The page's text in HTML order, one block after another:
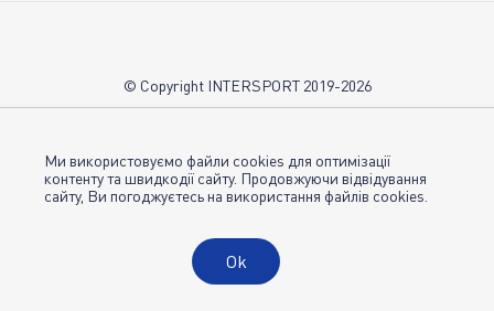
Магазини INTERSPORT
© Copyright INTERSPORT 2019-2026
Політика конфіденційності
Публічна оферта
Ми використовуємо файли cookies для оптимізації
контенту та швидкодії сайту. Продовжуючи відвідування
сайту, Ви погоджуєтесь на використання файлів cookies.
Ok